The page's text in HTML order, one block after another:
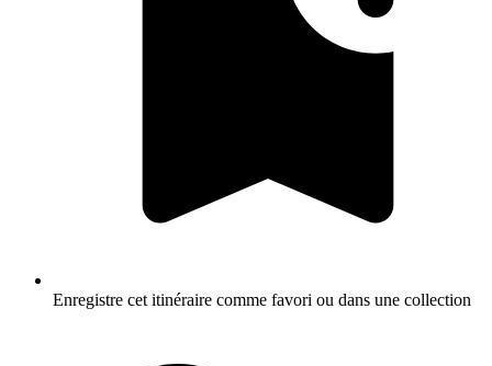
Enregistre cet itinéraire comme favori ou dans une collection